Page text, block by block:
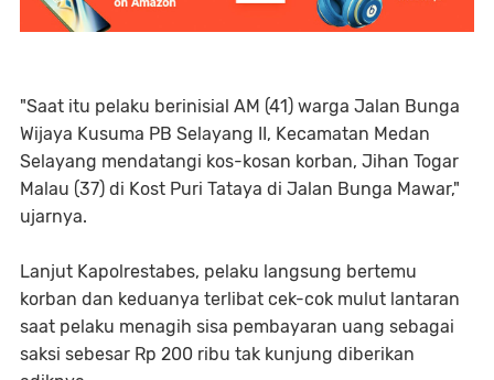
"Saat itu pelaku berinisial AM (41) warga Jalan Bunga
Wijaya Kusuma PB Selayang II, Kecamatan Medan
Selayang mendatangi kos-kosan korban, Jihan Togar
Malau (37) di Kost Puri Tataya di Jalan Bunga Mawar,"
ujarnya.
Lanjut Kapolrestabes, pelaku langsung bertemu
korban dan keduanya terlibat cek-cok mulut lantaran
saat pelaku menagih sisa pembayaran uang sebagai
saksi sebesar Rp 200 ribu tak kunjung diberikan